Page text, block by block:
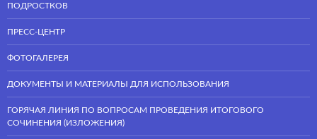
ПОДРОСТКОВ
ПРЕСС-ЦЕНТР
ФОТОГАЛЕРЕЯ
ДОКУМЕНТЫ И МАТЕРИАЛЫ ДЛЯ ИСПОЛЬЗОВАНИЯ
ГОРЯЧАЯ ЛИНИЯ ПО ВОПРОСАМ ПРОВЕДЕНИЯ ИТОГОВОГО
СОЧИНЕНИЯ (ИЗЛОЖЕНИЯ)